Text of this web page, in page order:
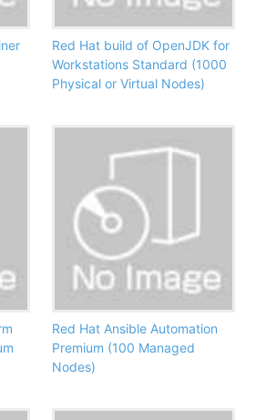
Red Hat build of OpenJDK for
Workstations Standard (1000
Physical or Virtual Nodes)
Red Hat Ansible Automation
Premium (100 Managed
Nodes)